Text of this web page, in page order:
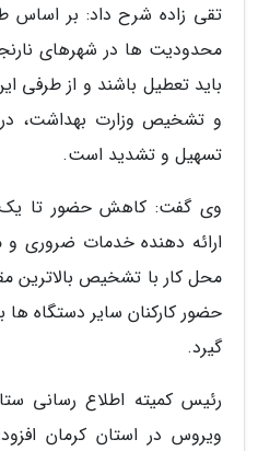
تقی زاده شرح داد: بر
باید تعطیل باشند و از طرفی
و تشخیص وزارت بهداشت،
تسهیل و تشدید است.
وی گفت: کاهش حضور تا یک
ارائه دهنده خدمات ضروری
محل کار با تشخیص بالاترین
حضور کارکنان سایر دستگاه
گیرد.
رئیس کمیته اطلاع رسانی
ویروس در استان کرمان